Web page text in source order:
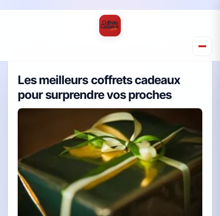
Les meilleurs coffrets cadeaux
pour surprendre vos proches